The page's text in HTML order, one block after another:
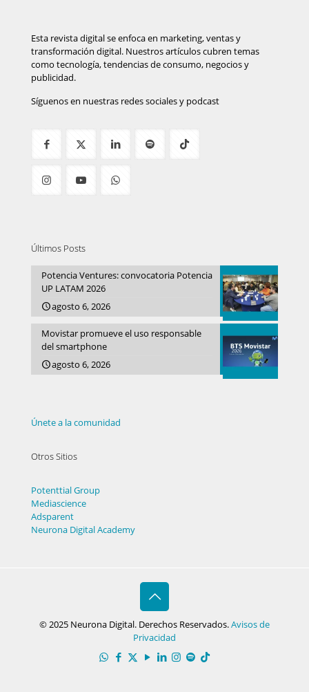
Esta revista digital se enfoca en marketing, ventas y
transformación digital. Nuestros artículos cubren temas
como tecnología, tendencias de consumo, negocios y
publicidad.
Síguenos en nuestras redes sociales y podcast
Últimos Posts
Potencia Ventures: convocatoria Potencia
UP LATAM 2026
agosto 6, 2026
Movistar promueve el uso responsable
del smartphone
agosto 6, 2026
Únete a la comunidad
Otros Sitios
Potenttial Group
Mediascience
Adsparent
Neurona Digital Academy
© 2025 Neurona Digital. Derechos Reservados.Avisos de
Privacidad